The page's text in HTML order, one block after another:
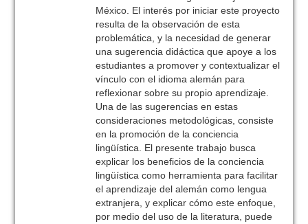
México. El interés por iniciar este proyecto
resulta de la observación de esta
problemática, y la necesidad de generar
una sugerencia didáctica que apoye a los
estudiantes a promover y contextualizar el
vínculo con el idioma alemán para
reflexionar sobre su propio aprendizaje.
Una de las sugerencias en estas
consideraciones metodológicas, consiste
en la promoción de la conciencia
lingüística. El presente trabajo busca
explicar los beneficios de la conciencia
lingüística como herramienta para facilitar
el aprendizaje del alemán como lengua
extranjera, y explicar cómo este enfoque,
por medio del uso de la literatura, puede